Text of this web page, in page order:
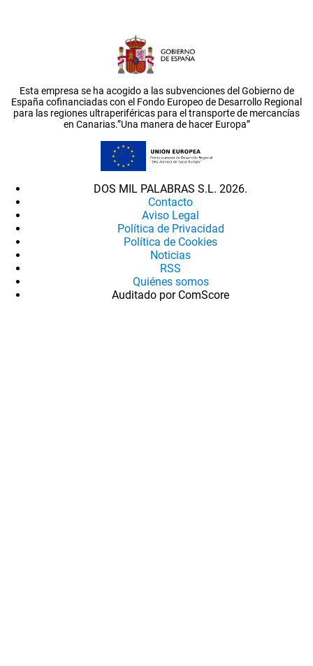
Esta empresa se ha acogido a las subvenciones del Gobierno de
España cofinanciadas con el Fondo Europeo de Desarrollo Regional
para las regiones ultraperiféricas para el transporte de mercancías
en Canarias.”Una manera de hacer Europa”
DOS MIL PALABRAS S.L. 2026.
Contacto
Aviso Legal
Política de Privacidad
Política de Cookies
Noticias
RSS
Quiénes somos
Auditado por ComScore